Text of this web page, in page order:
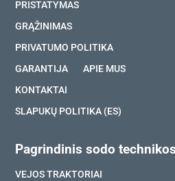
PRISTATYMAS
GRĄŽINIMAS
PRIVATUMO POLITIKA
GARANTIJA
APIE MUS
KONTAKTAI
SLAPUKŲ POLITIKA (ES)
Pagrindinis sodo
VEJOS TRAKTORIAI